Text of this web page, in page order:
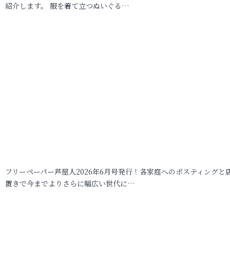
紹介します。 服を着て立つぬいぐる…
フリーペーパー芦屋人2026年6月号発行！各家庭へのポスティングと
置きで今までよりさらに幅広い世代に…